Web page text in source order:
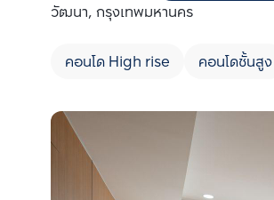
วัฒนา, กรุงเทพมหานคร
คอนโด High rise คอนโดชั้นสูง
เพิ่มยูนิตเปรียบเทียบ
รายการที่ 1